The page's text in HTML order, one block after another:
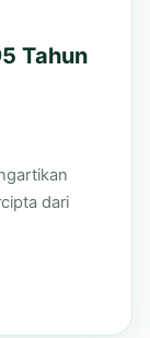
Tahun
dari